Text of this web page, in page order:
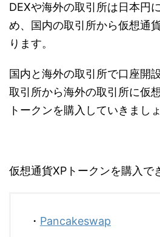
DEXや海外の取引所は日本円
め、国内の取引所から仮想通
ります。
国内と海外の取引所で口座開
取引所から海外の取引所に仮
トークンを購入していきましょ
仮想通貨XPトークンを購入で
・ Pancakeswap